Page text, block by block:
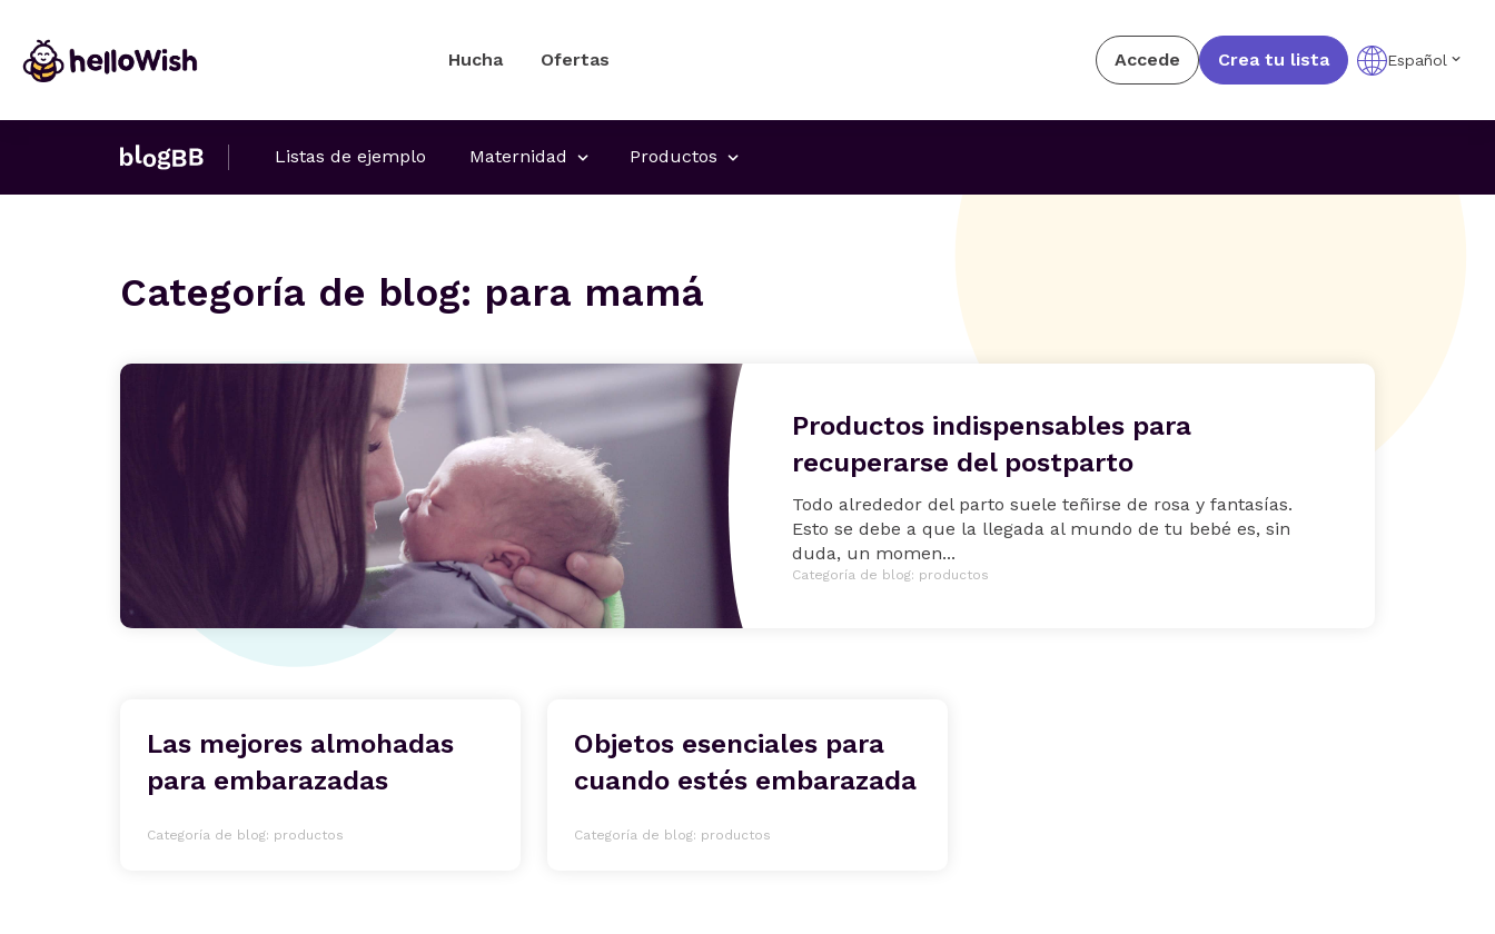
Hucha Ofertas Accede Crea tu lista Español
Listas de ejemplo Maternidad Productos
Categoría de blog: para mamá
Productos indispensables para
recuperarse del postparto
Todo alrededor del parto suele teñirse de rosa y fantasías.
Esto se debe a que la llegada al mundo de tu bebé es, sin
duda, un momen...
Categoría de blog: productos
Las mejores almohadas
para embarazadas
Categoría de blog: productos
Objetos esenciales para
cuando estés embarazada
Categoría de blog: productos